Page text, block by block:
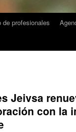
de profesionales
Jeivsa
con la